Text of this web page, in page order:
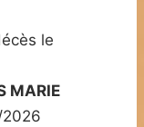
le
MARIE